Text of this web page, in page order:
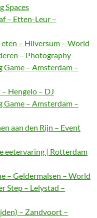
Spaces
– Etten-Leur –
– Hilversum – World
– Photography
Game – Amsterdam –
Hengelo – DJ
Game – Amsterdam –
aan den Rijn – Event
eetervaring | Rotterdam
– Geldermalsen – World
Step – Lelystad –
– Zandvoort –